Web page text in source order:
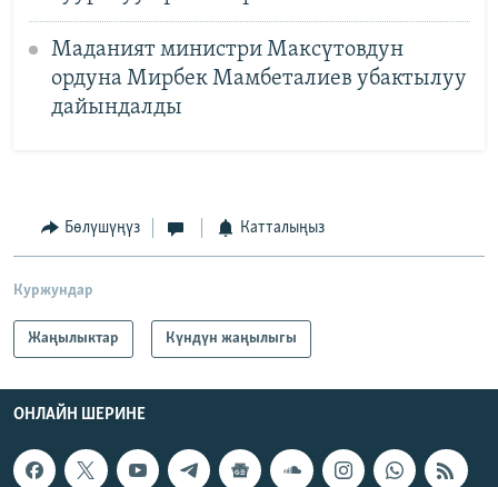
Маданият министри Максүтовдун
ордуна Мирбек Мамбеталиев убактылуу
дайындалды
Бөлүшүңүз Катталыңыз
Куржундар
Жаңылыктар Күндүн жаңылыгы
ОНЛАЙН ШЕРИНЕ